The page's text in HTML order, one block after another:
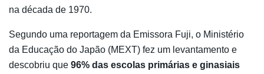
na década de 1970.
Segundo uma reportagem da Emissora Fuji, o Ministério
da Educação do Japão (MEXT) fez um levantamento e
descobriu que 96% das escolas primárias e ginasiais